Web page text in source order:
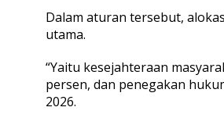
a
Dalam aturan tersebut,
utama.
“Yaitu kesejahteraan
persen, dan penegakan
2026.